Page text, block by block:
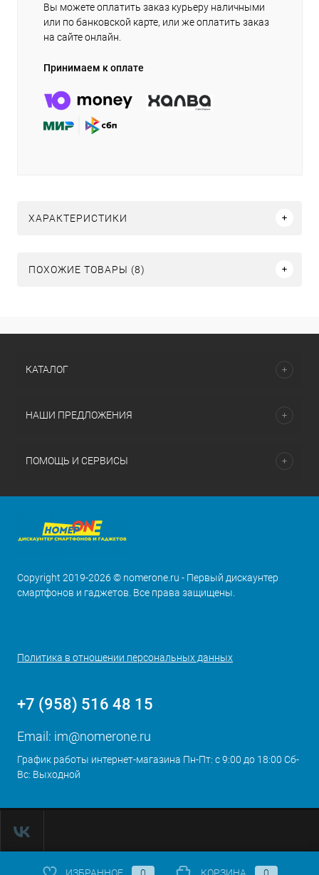
Вы можете оплатить заказ курьеру наличными
или по банковской карте, или же оплатить заказ
на сайте онлайн.
Принимаем к оплате
ХАРАКТЕРИСТИКИ
ПОХОЖИЕ ТОВАРЫ (8)
КАТАЛОГ
НАШИ ПРЕДЛОЖЕНИЯ
ПОМОЩЬ И СЕРВИСЫ
Copyright 2019-2026 © nomerone.ru - Первый дискаунтер
смартфонов и гаджетов. Все права защищены.
Политика в отношении персональных данных
+7 (958) 516 48 15
Email: im@nomerone.ru
График работы интернет-магазина Пн-Пт: с 9:00 до 18:00 Сб-
Вс: Выходной
ИЗБРАННОЕ 0 КОРЗИНА 0